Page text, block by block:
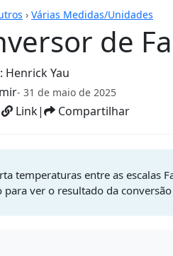
› Várias Medidas/Unidades
de
Henrick Yau
- 31 de maio de 2025
Link| Compartilhar
temperaturas entre as escalas
para ver o resultado da